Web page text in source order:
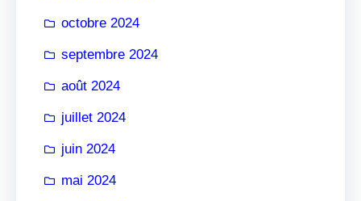
octobre 2024
septembre 2024
août 2024
juillet 2024
juin 2024
mai 2024